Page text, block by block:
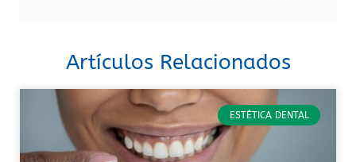
Artículos Relacionados
ESTÉTICA DENTAL